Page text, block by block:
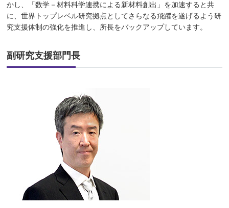
かし、「数学－材料科学連携による新材料創出」を加速すると共
に、世界トップレベル研究拠点としてさらなる飛躍を遂げるよう研
究支援体制の強化を推進し、所長をバックアップしています。
副研究支援部門長